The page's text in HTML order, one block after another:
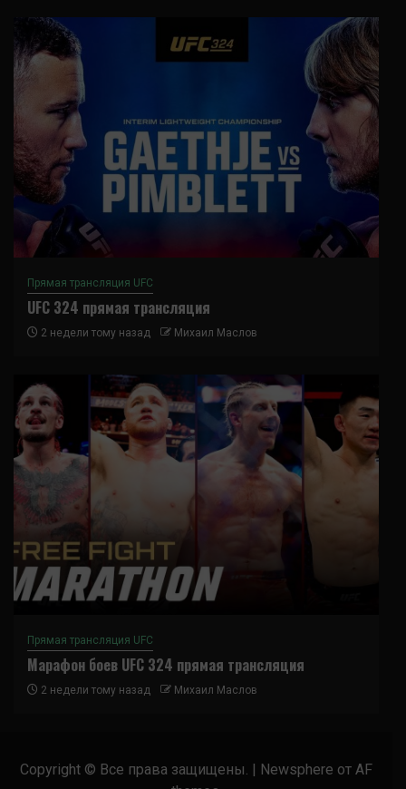
Прямая трансляция UFC
UFC 324 прямая трансляция
2 недели тому назад Михаил Маслов
Прямая трансляция UFC
Марафон боев UFC 324 прямая трансляция
2 недели тому назад Михаил Маслов
Copyright © Все права защищены. | Newsphere от AF